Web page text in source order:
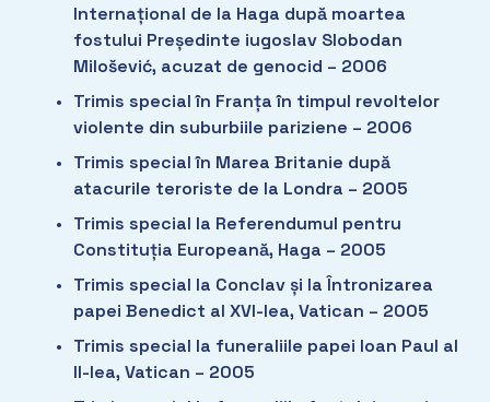
Internațional de la Haga după moartea
fostului Președinte iugoslav Slobodan
Milošević, acuzat de genocid – 2006
Trimis special în Franța în timpul revoltelor
violente din suburbiile pariziene – 2006
Trimis special în Marea Britanie după
atacurile teroriste de la Londra – 2005
Trimis special la Referendumul pentru
Constituția Europeană, Haga – 2005
Trimis special la Conclav și la Întronizarea
papei Benedict al XVI-lea, Vatican – 2005
Trimis special la funeraliile papei Ioan Paul al
II-lea, Vatican – 2005